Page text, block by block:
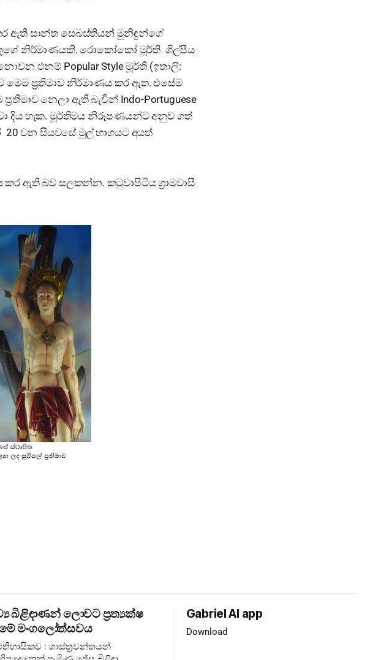
ඇති සාන්ත සෙබස්තියන් මුනිඳුන්ගේ
නිර්මාණයකි. රොකෝකෝ මූර්ති ශිල්පීය
එනම් Popular Style මූර්ති (ඉතාලි:
ප්‍රතිමාව නිර්මාණය කර ඇත. එසේම
නෙලා ඇති බැවින් Indo-Portuguese
දිය හැක. මූර්තිමය නිරූපණයන්ට අනුව ගත්
20 වන සියවසේ මුල් භාගයට අයත්
ඇති බව සලකන්න. කටුවාපිටිය ග්‍රාමවාසී
බිළිඳාණන් ලොවට ප්‍රත්‍යක්ෂ
මංගලෝත්සවය
: ශාස්ත්‍රවන්තයන්
Gabriel AI app
Download